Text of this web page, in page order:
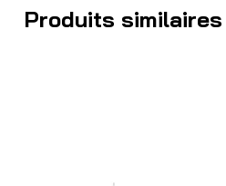
Produits similaires